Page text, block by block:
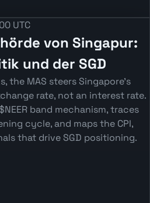
UTC
von Singapur:
und der SGD
the MAS steers Singapore’s
rate, not an interest rate.
band mechanism, traces
cycle, and maps the CPI,
that drive SGD positioning.